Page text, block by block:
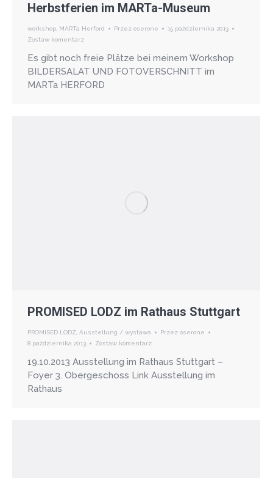
Herbstferien im MARTa-Museum
workshop, MARTa Herford Przez oserone
15 października 2013
Zostaw komentarz
Es gibt noch freie Plätze bei meinem Workshop
BILDERSALAT UND FOTOVERSCHNITT im
MARTa HERFORD
PROMISED LODZ im Rathaus Stuttgart
PROMISED LODZ, Ausstellung / wystawa Przez oserone
8 października 2013
Zostaw komentarz
19.10.2013 Ausstellung im Rathaus Stuttgart –
Foyer 3. Obergeschoss Link Ausstellung im
Rathaus